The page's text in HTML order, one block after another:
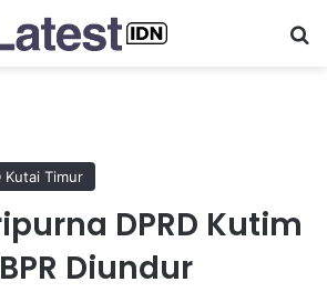
Kutai Timur
DPRD Kutim
Diundur